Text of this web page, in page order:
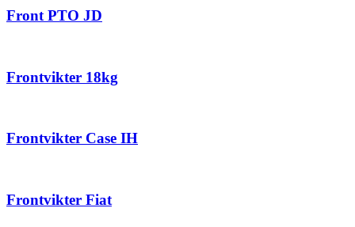
Front PTO JD
Frontvikter 18kg
Frontvikter Case IH
Frontvikter Fiat